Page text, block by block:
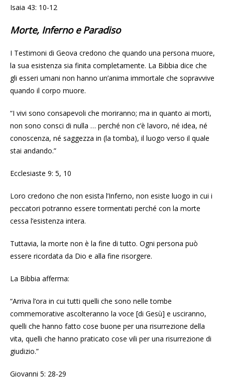
Isaia 43: 10-12
Morte, Inferno e Paradiso
I Testimoni di Geova credono che quando una persona muore,
la sua esistenza sia finita completamente. La Bibbia dice che
gli esseri umani non hanno un’anima immortale che sopravvive
quando il corpo muore.
“I vivi sono consapevoli che moriranno; ma in quanto ai morti,
non sono consci di nulla … perché non c’è lavoro, né idea, né
conoscenza, né saggezza in (la tomba), il luogo verso il quale
stai andando.”
Ecclesiaste 9: 5, 10
Loro credono che non esista l’Inferno, non esiste luogo in cui i
peccatori potranno essere tormentati perché con la morte
cessa l’esistenza intera.
Tuttavia, la morte non è la fine di tutto. Ogni persona può
essere ricordata da Dio e alla fine risorgere.
La Bibbia afferma:
“Arriva l’ora in cui tutti quelli che sono nelle tombe
commemorative ascolteranno la voce [di Gesù] e usciranno,
quelli che hanno fatto cose buone per una risurrezione della
vita, quelli che hanno praticato cose vili per una risurrezione di
giudizio.”
Giovanni 5: 28-29